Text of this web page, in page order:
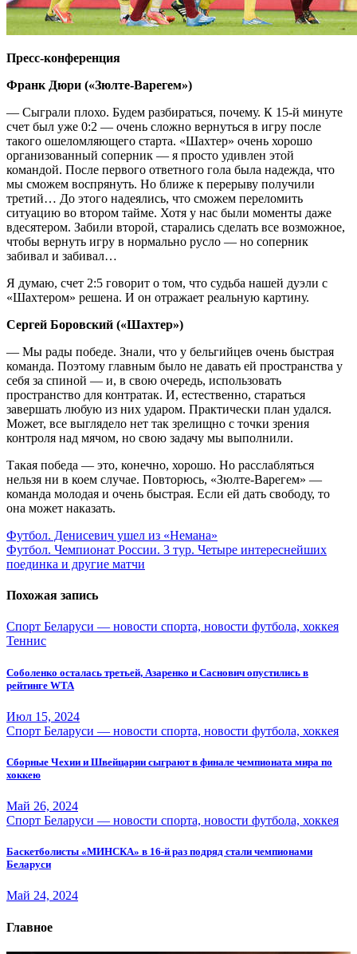
Пресс-конференция
Франк Дюри («Зюлте-Варегем»)
— Сыграли плохо. Будем разбираться, почему. К 15-й минуте
счет был уже 0:2 — очень сложно вернуться в игру после
такого ошеломляющего старта. «Шахтер» очень хорошо
организованный соперник — я просто удивлен этой
командой. После первого ответного гола была надежда, что
мы сможем воспрянуть. Но ближе к перерыву получили
третий… До этого надеялись, что сможем переломить
ситуацию во втором тайме. Хотя у нас были моменты даже
вдесятером. Забили второй, старались сделать все возможное,
чтобы вернуть игру в нормально русло — но соперник
забивал и забивал…
Я думаю, счет 2:5 говорит о том, что судьба нашей дуэли с
«Шахтером» решена. И он отражает реальную картину.
Сергей Боровский («Шахтер»)
— Мы рады победе. Знали, что у бельгийцев очень быстрая
команда. Поэтому главным было не давать ей пространства у
себя за спиной — и, в свою очередь, использовать
пространство для контратак. И, естественно, стараться
завершать любую из них ударом. Практически план удался.
Может, все выглядело нет так зрелищно с точки зрения
контроля над мячом, но свою задачу мы выполнили.
Такая победа — это, конечно, хорошо. Но расслабляться
нельзя ни в коем случае. Повторюсь, «Зюлте-Варегем» —
команда молодая и очень быстрая. Если ей дать свободу, то
она может наказать.
Навигация
по
Футбол. Денисевич ушел из «Немана»
Футбол. Чемпионат России. 3 тур. Четыре интереснейших
поединка и другие матчи
Похожая запись
Спорт Беларуси — новости спорта, новости футбола, хоккея
Теннис
Соболенко осталась третьей, Азаренко и Саснович опустились в
рейтинге WTA
Июл 15, 2024
Спорт Беларуси — новости спорта, новости футбола, хоккея
Сборные Чехии и Швейцарии сыграют в финале чемпионата мира по
хоккею
Май 26, 2024
Спорт Беларуси — новости спорта, новости футбола, хоккея
Баскетболисты «МИНСКА» в 16-й раз подряд стали чемпионами
Беларуси
Май 24, 2024
Главное